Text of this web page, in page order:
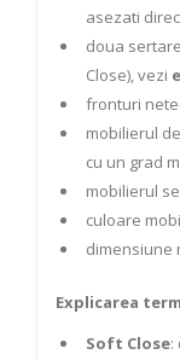
asezati
doua
Close), vezi
fronturi
mobilierul
cu un grad
mobilierul
culoare
dimensiune
Explicarea
Soft Close: